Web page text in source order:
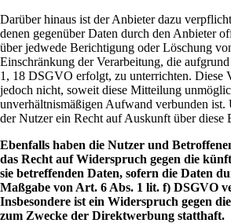
Darüber hinaus ist der Anbieter dazu
denen gegenüber Daten durch den Anbieter
über jedwede Berichtigung oder Löschung
Einschränkung der Verarbeitung, die
1, 18 DSGVO erfolgt, zu unterrichten. Diese
jedoch nicht, soweit diese Mitteilung
unverhältnismäßigen Aufwand verbunden ist.
der Nutzer ein Recht auf Auskunft über diese
Ebenfalls haben die Nutzer und
das Recht auf Widerspruch gegen die
sie betreffenden Daten, sofern die Daten
Maßgabe von Art. 6 Abs. 1 lit. f) DSGVO
Insbesondere ist ein Widerspruch gegen
zum Zwecke der Direktwerbung statthaft.